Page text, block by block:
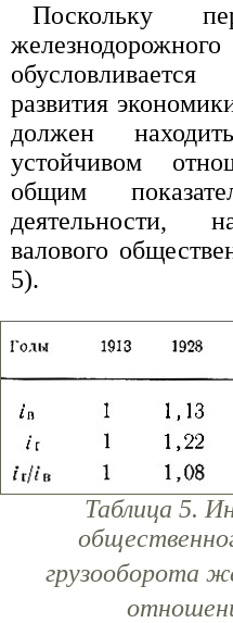
Поскольку
развития
должен
устойчивом
общим
деятельности,
валового
5).
Таблица 5.
грузооборота